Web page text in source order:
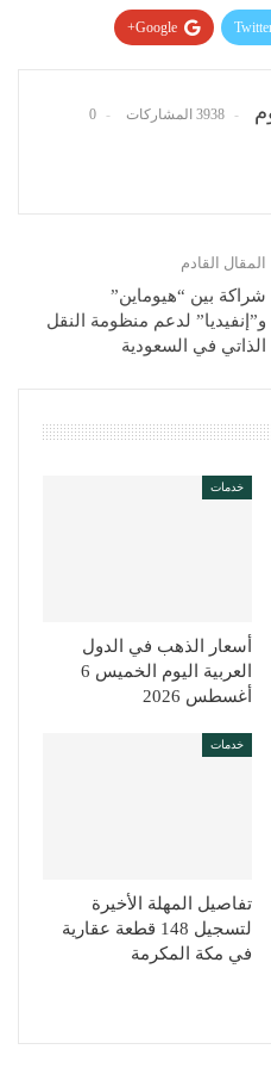
Google+
3938 المشاركات 0
المقال القادم
شراكة بين “هيوماين”
و”إنفيديا” لدعم منظومة النقل
الذاتي في السعودية
خدمات
أسعار الذهب في الدول
العربية اليوم الخميس 6
أغسطس 2026
خدمات
تفاصيل المهلة الأخيرة
لتسجيل 148 قطعة عقارية
في مكة المكرمة